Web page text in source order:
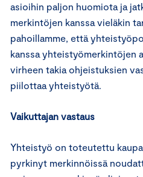
asioihin paljon huomiota ja
merkintöjen kanssa vieläkin
pahoillamme, että
kanssa yhteistyömerkintöjen
virheen takia ohjeistuksien
piilottaa yhteistyötä.
Vaikuttajan vastaus
Yhteistyö on toteutettu
pyrkinyt merkinnöissä